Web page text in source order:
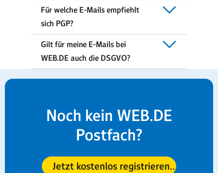
Für welche E-Mails empfiehlt
sich PGP?
Gilt für meine E-Mails bei
WEB.DE auch die DSGVO?
Noch kein WEB.DE
Postfach?
Jetzt kostenlos registrieren